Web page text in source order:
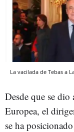
La vacilada de Tebas a
Desde que se
Europea, el
se ha